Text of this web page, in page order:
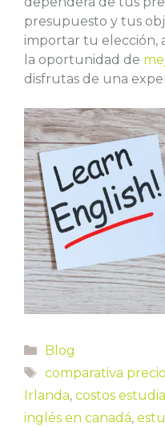
presupuesto y tus
importar tu elección,
la oportunidad de
disfrutas de una
Categorías
Blog
Etiquetas
comparativa
Irlanda, costos
inglés en canadá,